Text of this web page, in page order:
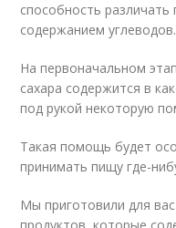
способность
содержанием углеводов.
На первоначальном
сахара содержится в
под рукой некоторую
Такая помощь будет
принимать пищу где-
Мы приготовили для